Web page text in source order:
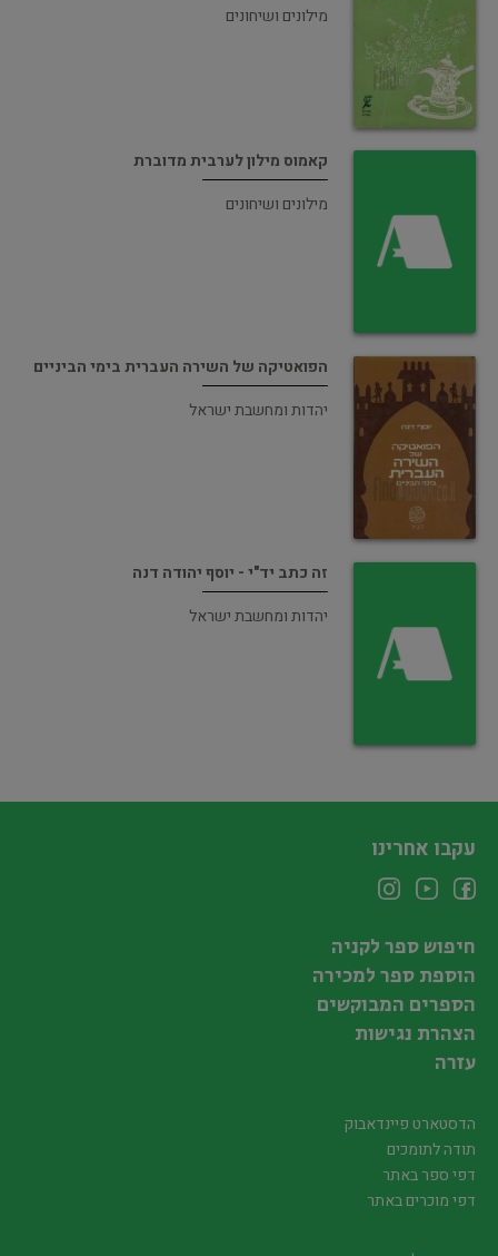
מילונים ושיחונים
קאמוס מילון לערבית מדוברת
מילונים ושיחונים
הפואטיקה של השירה העברית בימי הביניים
יהדות ומחשבת ישראל
זה כתב יד"י - יוסף יהודה דנה
יהדות ומחשבת ישראל
עקבו אחרינו
חיפוש ספר לקניה
הוספת ספר למכירה
הספרים המבוקשים
הצהרת נגישות
עזרה
הדסטארט פיינדאבוק
תודה לתומכים
דפי ספר באתר
דפי מוכרים באתר